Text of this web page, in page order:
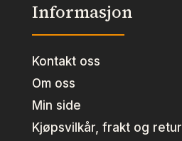
Informasjon
Kontakt oss
Om oss
Min side
Kjøpsvilkår, frakt og retur